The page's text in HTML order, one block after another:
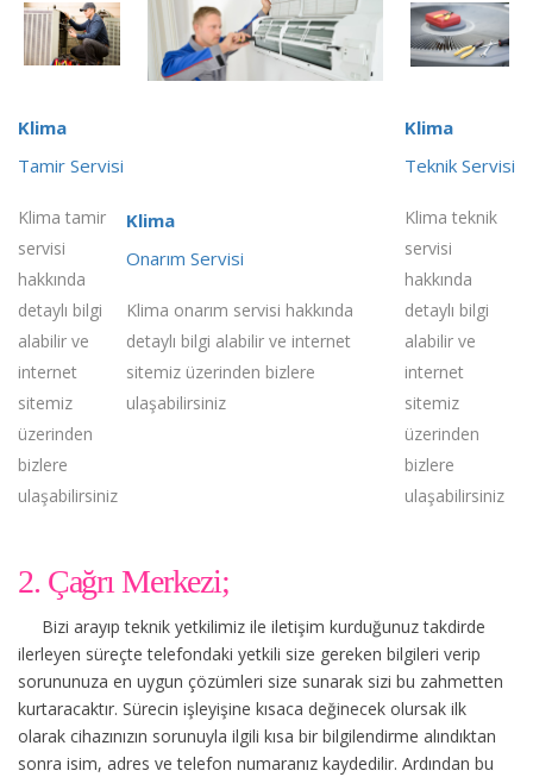
Klima
Tamir Servisi
Klima tamir
servisi
hakkında
detaylı bilgi
alabilir ve
internet
sitemiz
üzerinden
bizlere
ulaşabilirsiniz
Klima
Onarım Servisi
Klima onarım servisi hakkında
detaylı bilgi alabilir ve internet
sitemiz üzerinden bizlere
ulaşabilirsiniz
Klima
Teknik Servisi
Klima teknik
servisi
hakkında
detaylı bilgi
alabilir ve
internet
sitemiz
üzerinden
bizlere
ulaşabilirsiniz
2. Çağrı Merkezi;
Bizi arayıp teknik yetkilimiz ile iletişim kurduğunuz takdirde
ilerleyen süreçte telefondaki yetkili size gereken bilgileri verip
sorununuza en uygun çözümleri size sunarak sizi bu zahmetten
kurtaracaktır. Sürecin işleyişine kısaca değinecek olursak ilk
olarak cihazınızın sorunuyla ilgili kısa bir bilgilendirme alındıktan
sonra isim, adres ve telefon numaranız kaydedilir. Ardından bu